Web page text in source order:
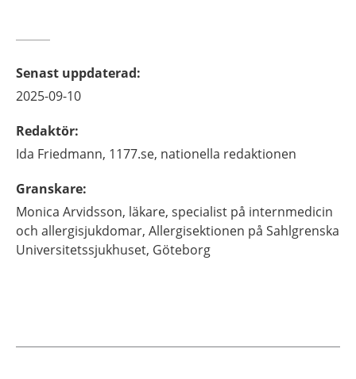
Senast uppdaterad:
2025-09-10
Redaktör:
Ida Friedmann, 1177.se, nationella redaktionen
Granskare:
Monica Arvidsson, läkare, specialist på internmedicin
och allergisjukdomar, Allergisektionen på Sahlgrenska
Universitetssjukhuset, Göteborg